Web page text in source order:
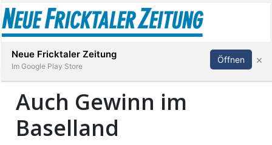
Abonnieren Anmelden
Auch Gewinn im
Baselland
Neue Fricktaler Zeitung
Im Google Play Store
Öffnen ×